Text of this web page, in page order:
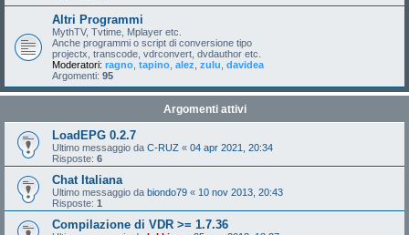
Altri Programmi
MythTV, Tvtime, Mplayer etc.
Anche programmi o script di conversione tipo
projectx, transcode, vdrconvert, dvdauthor etc.
Moderatori: ragno tapino alez zulu davidea
Argomenti: 95
Argomenti attivi
LoadEPG 0.2.7
Ultimo messaggio da C-RUZ « 04 apr 2021, 20:34
Risposte: 6
Chat Italiana
Ultimo messaggio da biondo79 « 10 nov 2013, 20:43
Risposte: 1
Compilazione di VDR >= 1.7.36